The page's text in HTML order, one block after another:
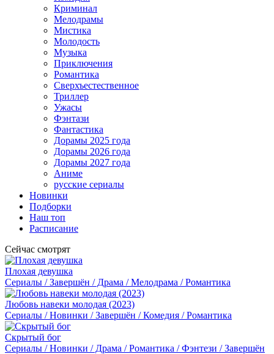
Криминал
Мелодрамы
Мистика
Молодость
Музыка
Приключения
Романтика
Сверхъестественное
Триллер
Ужасы
Фэнтази
Фантастика
Дорамы 2025 года
Дорамы 2026 года
Дорамы 2027 года
Аниме
русские сериалы
Новинки
Подборки
Наш топ
Расписание
Сейчас смотрят
Плохая девушка
Сериалы / Завершён / Драма / Мелодрама / Романтика
Любовь навеки молодая (2023)
Сериалы / Новинки / Завершён / Комедия / Романтика
Скрытый бог
Сериалы / Новинки / Драма / Романтика / Фэнтези / Завершён